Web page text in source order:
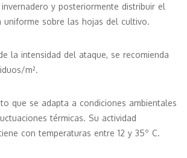
y posteriormente distribuir el
uniforme sobre las hojas del cultivo.
la intensidad del ataque, se recomienda
m².
que se adapta a condiciones ambientales
térmicas. Su actividad
con temperaturas entre 12 y 35º C.